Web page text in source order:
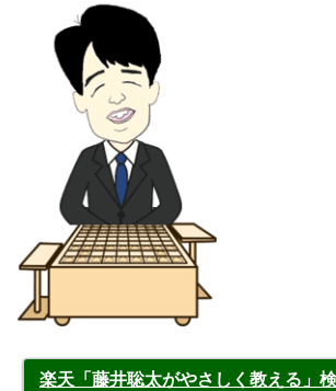
楽天「藤井聡太がやさしく教える」